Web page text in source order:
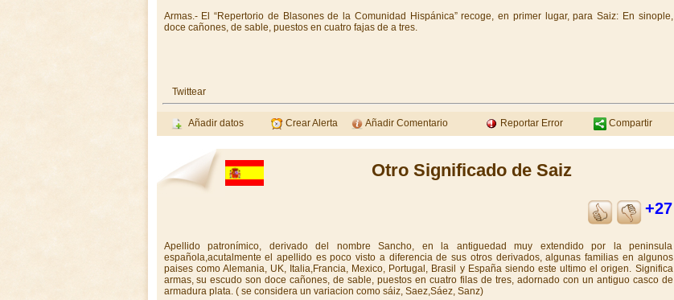
Armas.- El “Repertorio de Blasones de la Comunidad Hispánica” recoge, en primer lugar, para Saiz: En sinople,
doce cañones, de sable, puestos en cuatro fajas de a tres.
Twittear
Añadir datos Crear Alerta Añadir Comentario Reportar Error Compartir
Otro Significado de Saiz
+27
Apellido patronímico, derivado del nombre Sancho, en la antiguedad muy extendido por la peninsula
española,acutalmente el apellido es poco visto a diferencia de sus otros derivados, algunas familias en algunos
paises como Alemania, UK, Italia,Francia, Mexico, Portugal, Brasil y España siendo este ultimo el origen. Significa
armas, su escudo son doce cañones, de sable, puestos en cuatro filas de tres, adornado con un antiguo casco de
armadura plata. ( se considera un variacion como sáiz, Saez,Sáez, Sanz)